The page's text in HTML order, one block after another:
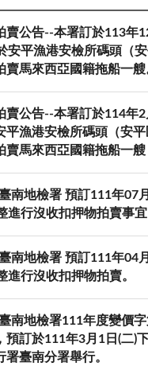
賣公告--本署訂於113年
安平漁港安檢所碼頭（
賣馬來西亞國籍拖船一艘
賣公告--本署訂於114年
平漁港安檢所碼頭（安
賣馬來西亞國籍拖船一艘
南地檢署 預訂111年07
進行沒收扣押物拍賣事宜
南地檢署 預訂111年04
進行沒收扣押物拍賣。
南地檢署111年度變價
預訂於111年3月1日(二)
署臺南分署舉行。